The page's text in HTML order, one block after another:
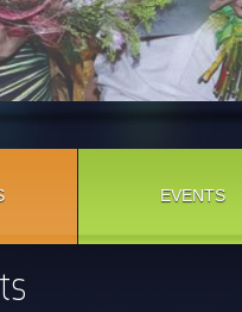
EVENTS